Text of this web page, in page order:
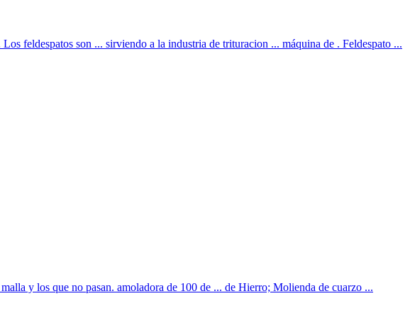
feldespatos son ... sirviendo a la industria de trituracion ... máquina de . Feldespato ...
y los que no pasan. amoladora de 100 de ... de Hierro; Molienda de cuarzo ...